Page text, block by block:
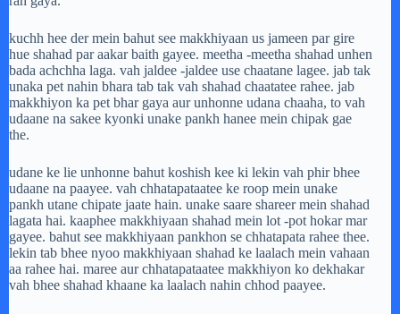
kuchh hee der mein bahut see makkhiyaan us jameen par gire
hue shahad par aakar baith gayee. meetha -meetha shahad unhen
bada achchha laga. vah jaldee -jaldee use chaatane lagee. jab tak
unaka pet nahin bhara tab tak vah shahad chaatatee rahee. jab
makkhiyon ka pet bhar gaya aur unhonne udana chaaha, to vah
udaane na sakee kyonki unake pankh hanee mein chipak gae
the.
udane ke lie unhonne bahut koshish kee ki lekin vah phir bhee
udaane na paayee. vah chhatapataatee ke roop mein unake
pankh utane chipate jaate hain. unake saare shareer mein shahad
lagata hai. kaaphee makkhiyaan shahad mein lot -pot hokar mar
gayee. bahut see makkhiyaan pankhon se chhatapata rahee thee.
lekin tab bhee nyoo makkhiyaan shahad ke laalach mein vahaan
aa rahee hai. maree aur chhatapataatee makkhiyon ko dekhakar
vah bhee shahad khaane ka laalach nahin chhod paayee.